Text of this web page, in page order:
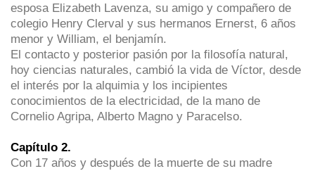
esposa Elizabeth Lavenza, su amigo y compañero de
colegio Henry Clerval y sus hermanos Ernerst, 6 años
menor y William, el benjamín.
El contacto y posterior pasión por la filosofía natural,
hoy ciencias naturales, cambió la vida de Víctor, desde
el interés por la alquimia y los incipientes
conocimientos de la electricidad, de la mano de
Cornelio Agripa, Alberto Magno y Paracelso.
Capítulo 2.
Con 17 años y después de la muerte de su madre